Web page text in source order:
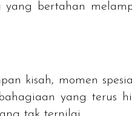
bertahan
kisah, momen
yang terus